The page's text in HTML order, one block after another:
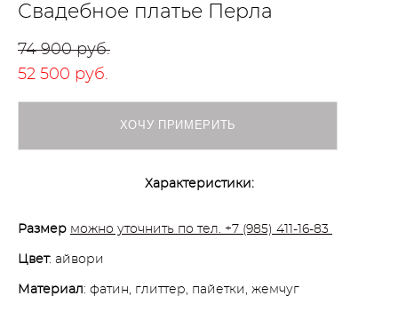
Свадебное платье Перла
74 900 pуб.
52 500 pуб.
ХОЧУ ПРИМЕРИТЬ
Характеристики:
Размер можно уточнить по тел. +7 (985) 411-16-83
Цвет: айвори
Материал: фатин, глиттер, пайетки, жемчуг